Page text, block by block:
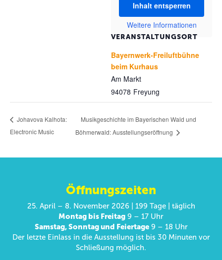
VERANSTALTUNGSORT
Bayernwerk-Freiluftbühne
beim Kurhaus
Am Markt
Freyung
94078
Inhalt entsperren
Weitere Informationen
Johavova Kalhota:
Electronic Music
Musikgeschichte im Bayerischen Wald und
Böhmerwald: Ausstellungseröffnung
Öffnungszeiten
25. April – 8. November 2026 | 199 Tage | täglich
Montag bis Freitag 9 – 17 Uhr
Samstag, Sonntag und Feiertage9 – 18 Uhr
Der letzte Einlass in die Ausstellung ist bis 30 Minuten vor
Schließung möglich.